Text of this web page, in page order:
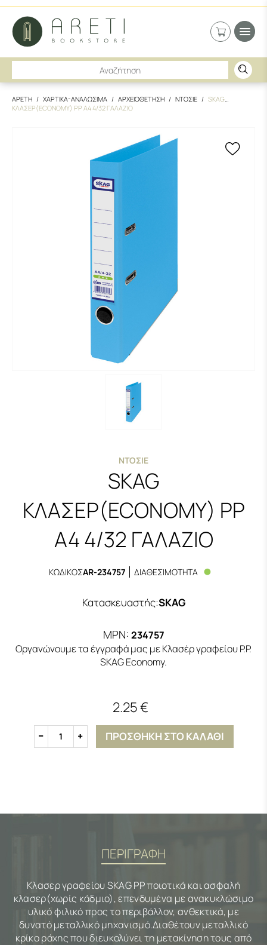
ΑΡΕΤΗ ΧΑΡΤΙΚΑ-ΑΝΑΛΩΣΙΜΑ ΑΡΧΕΙΟΘΕΤΗΣΗ ΝΤΟΣΙΕ
SKAG
ΚΛΑΣΕΡ(ECONOMY) PP Α4 4/32 ΓΑΛΑΖΙΟ
ΝΤΟΣΙΈ
SKAG
ΚΛΑΣΕΡ(ECONOMY) PP
Α4 4/32 ΓΑΛΑΖΙΟ
ΚΩΔΙΚΟΣAR-234757 ΔΙΑΘΕΣΙΜΟΤΗΤΑ
Κατασκευαστής:SKAG
MPN: 234757
Οργανώνουμε τα έγγραφά μας με Κλασέρ γραφείου P.P.
SKAG Economy.
2.25 €
1 ΠΡΟΣΘΗΚΗ ΣΤΟ ΚΑΛΑΘΙ
ΠΕΡΙΓΡΑΦΗ
Κλασερ γραφείου SKAG PP ποιοτικά και ασφαλή
κλασερ(χωρίς κάδμιο), επενδυμένα με ανακυκλώσιμο
υλικό φιλικό προς το περιβάλλον, ανθεκτικά, με
δυνατό μεταλλικό μηχανισμό.Διαθέτουν μεταλλικό
κρίκο ράχης που διευκολύνει τη μετακίνηση τους από